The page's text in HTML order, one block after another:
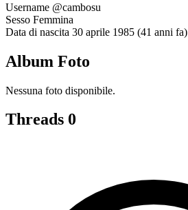
Username @cambosu
Sesso Femmina
Data di nascita 30 aprile 1985 (41 anni fa)
Album Foto
Nessuna foto disponibile.
Threads 0